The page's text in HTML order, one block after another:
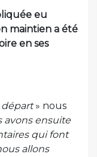
eu
maintien a été
en ses
départ» nous
avons ensuite
qui font
allons